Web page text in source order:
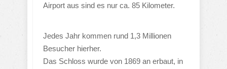
Airport aus sind es nur ca. 85 Kilometer.
Jedes Jahr kommen rund 1,3 Millionen
Besucher hierher.
Das Schloss wurde von 1869 an erbaut, in